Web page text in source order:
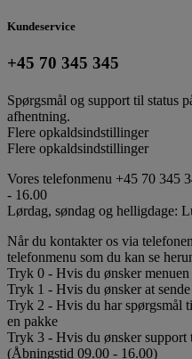
Kundeservice
+45 70 345 345
Spørgsmål og support til status
afhentning.
Flere opkaldsindstillinger
Flere opkaldsindstillinger
Vores telefonmenu +45 70 345
- 16.00
Lørdag, søndag og helligdage:
Når du kontakter os via
telefonmenu som du kan se
Tryk 0 - Hvis du ønsker
Tryk 1 - Hvis du ønsker at
Tryk 2 - Hvis du har spørgsmål
en pakke
Tryk 3 - Hvis du ønsker
(Åbningstid 09.00 - 16.00)